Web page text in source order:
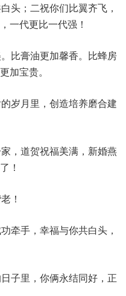
头；二祝你们比翼齐飞，
一代更比一代强！
比膏油更加馨香。比蜂房
加宝贵。
岁月里，创造培养磨合建
，道贺祝福美满，新婚燕
！
！
牵手，幸福与你共白头，
子里，你俩永结同好，正